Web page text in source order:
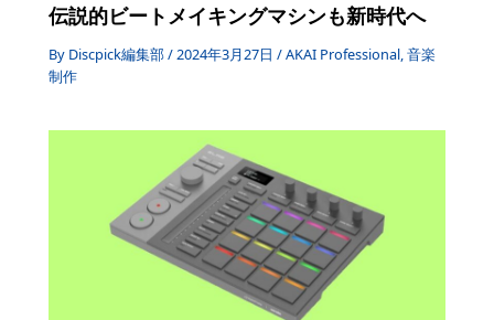
伝説的ビートメイキングマシンも新時代へ
By Discpick編集部/2024年3月27日/AKAI Professional,音楽
制作